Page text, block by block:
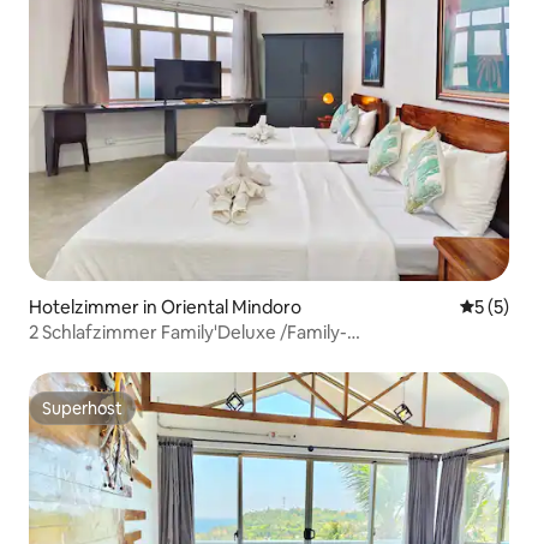
Hotelzimmer in Oriental Mindoro
5 (5)
2 Schlafzimmer Family'Deluxe /Family-
Superhost
Superhost